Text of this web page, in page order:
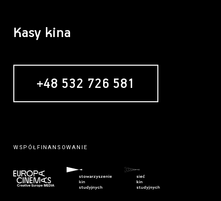
Kasy kina
+48 532 726 581
WSPÓŁFINANSOWANIE